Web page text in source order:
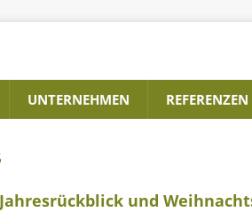
UNTERNEHMEN REFERENZEN
Jahresrückblick und